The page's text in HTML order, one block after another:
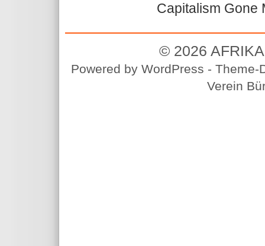
Capitalism Gone
© 2026
Powered by WordPress - Theme-
Verein